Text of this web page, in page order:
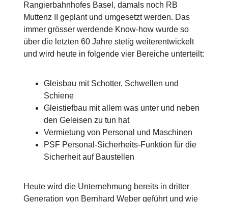
Rangierbahnhofes Basel, damals noch RB
Muttenz II geplant und umgesetzt werden. Das
immer grösser werdende Know-how wurde so
über die letzten 60 Jahre stetig weiterentwickelt
und wird heute in folgende vier Bereiche unterteilt:
Gleisbau mit Schotter, Schwellen und
Schiene
Gleistiefbau mit allem was unter und neben
den Geleisen zu tun hat
Vermietung von Personal und Maschinen
PSF Personal-Sicherheits-Funktion für die
Sicherheit auf Baustellen
Heute wird die Unternehmung bereits in dritter
Generation von Bernhard Weber geführt und wie